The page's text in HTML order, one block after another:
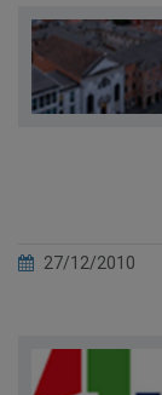
27/12/2010